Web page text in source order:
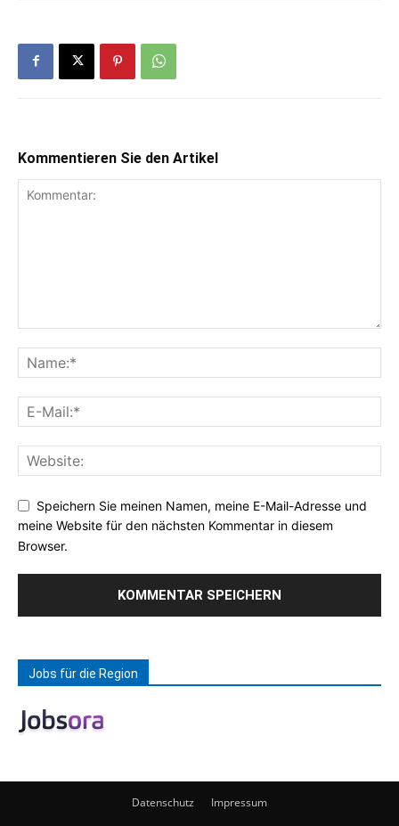
Kommentieren Sie den Artikel
Speichern Sie meinen Namen, meine E-Mail-Adresse und
meine Website für den nächsten Kommentar in diesem
Browser.
Jobs für die Region
Datenschutz Impressum